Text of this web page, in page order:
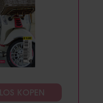
LOS KOPEN